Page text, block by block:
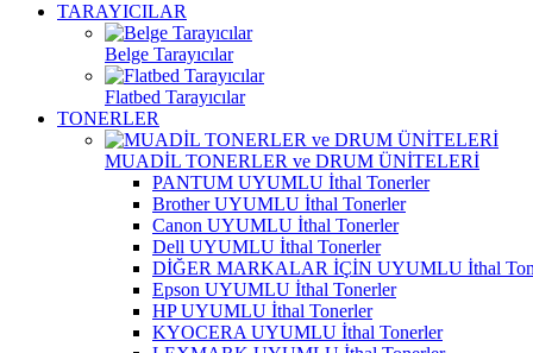
TARAYICILAR
Belge Tarayıcılar
Flatbed Tarayıcılar
TONERLER
MUADİL TONERLER ve DRUM ÜNİTELERİ
PANTUM UYUMLU İthal Tonerler
Brother UYUMLU İthal Tonerler
Canon UYUMLU İthal Tonerler
Dell UYUMLU İthal Tonerler
DİĞER MARKALAR İÇİN UYUMLU İthal
Epson UYUMLU İthal Tonerler
HP UYUMLU İthal Tonerler
KYOCERA UYUMLU İthal Tonerler